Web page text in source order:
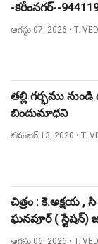
-కరీంనగర్--
ఆగస్టు 07, 2026 • T.
తల్లి గర్భము
బిందుమాధవి
నవంబర్ 13, 2020 • T.
చిత్రం : కె.అక్షయ ,
ఘనపూర్ ( స్టేషన్)
ఆగస్టు 06, 2026 • T.